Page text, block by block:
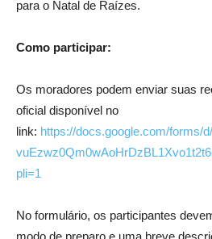
para o Natal de Raízes.
Como participar:
Os moradores podem enviar suas
oficial disponível no
link: https://docs.google.com/forms/
pli=1
No formulário, os participantes